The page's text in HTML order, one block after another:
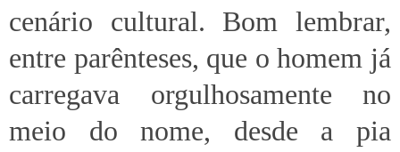
cenário cultural. Bom lembrar,
entre parênteses, que o homem já
carregava orgulhosamente no
meio do nome, desde a pia